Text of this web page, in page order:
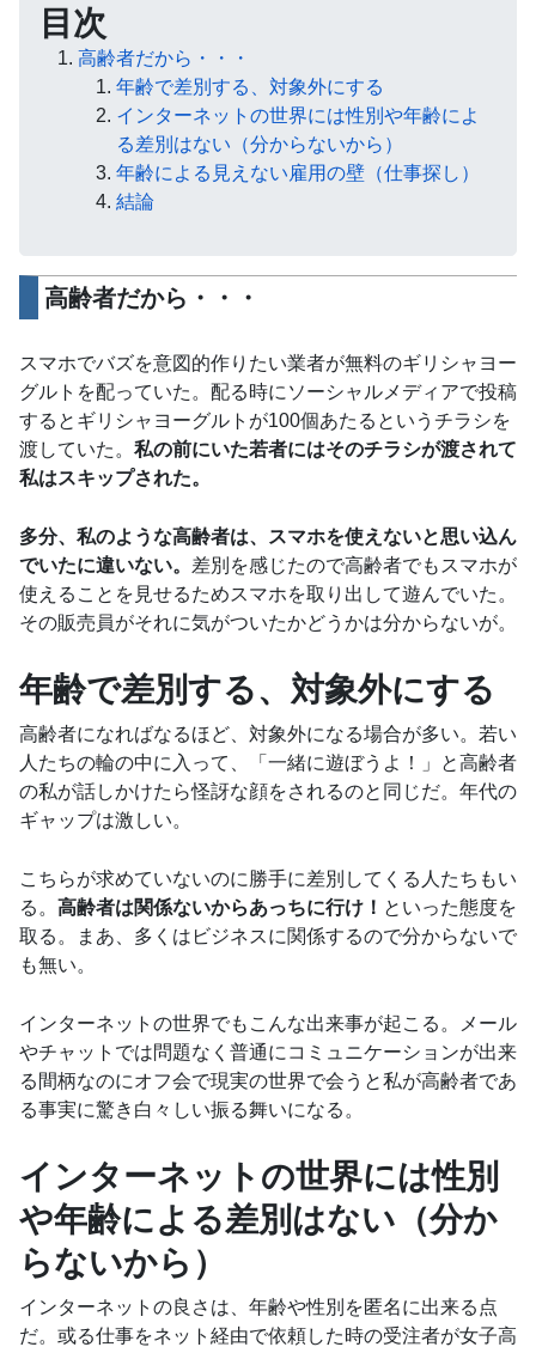
目次
高齢者だから・・・
年齢で差別する、対象外にする
インターネットの世界には性別や年齢によ
る差別はない（分からないから）
年齢による見えない雇用の壁（仕事探し）
結論
高齢者だから・・・
スマホでバズを意図的作りたい業者が無料のギリシャヨー
グルトを配っていた。配る時にソーシャルメディアで投稿
するとギリシャヨーグルトが100個あたるというチラシを
渡していた。 私の前にいた若者にはそのチラシが渡されて
私はスキップされた。
多分、私のような高齢者は、スマホを使えないと思い込ん
でいたに違いない。 差別を感じたので高齢者でもスマホが
使えることを見せるためスマホを取り出して遊んでいた。
その販売員がそれに気がついたかどうかは分からないが。
年齢で差別する、対象外にする
高齢者になればなるほど、対象外になる場合が多い。若い
人たちの輪の中に入って、「一緒に遊ぼうよ！」と高齢者
の私が話しかけたら怪訝な顔をされるのと同じだ。年代の
ギャップは激しい。
こちらが求めていないのに勝手に差別してくる人たちもい
る。 高齢者は関係ないからあっちに行け！ といった態度を
取る。まあ、多くはビジネスに関係するので分からないで
も無い。
インターネットの世界でもこんな出来事が起こる。メール
やチャットでは問題なく普通にコミュニケーションが出来
る間柄なのにオフ会で現実の世界で会うと私が高齢者であ
る事実に驚き白々しい振る舞いになる。
インターネットの世界には性別
や年齢による差別はない（分か
らないから）
インターネットの良さは、年齢や性別を匿名に出来る点
だ。或る仕事をネット経由で依頼した時の受注者が女子高